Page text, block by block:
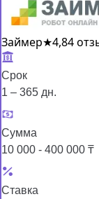
Займер★4,84
Срок
1 – 365 дн.
Сумма
10 000 - 400 000 ₸
Ставка